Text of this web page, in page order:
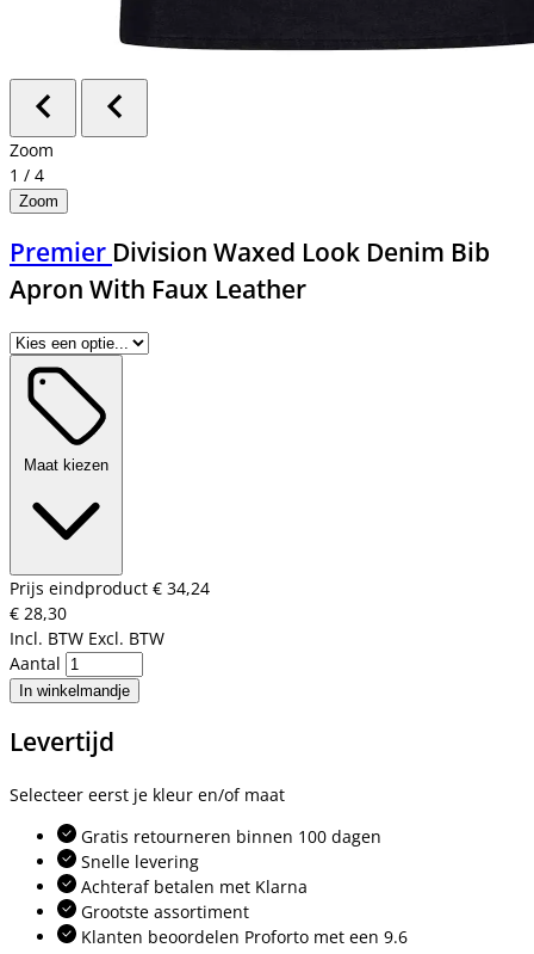
Zoom
1 / 4
Zoom
Premier Division Waxed Look Denim Bib
Apron With Faux Leather
Maat kiezen
Prijs eindproduct € 34,24
€ 28,30
Incl. BTW Excl. BTW
Aantal
In winkelmandje
Levertijd
Selecteer eerst je kleur en/of maat
Gratis retourneren binnen 100 dagen
Snelle levering
Achteraf betalen met Klarna
Grootste assortiment
Klanten beoordelen Proforto met een 9.6